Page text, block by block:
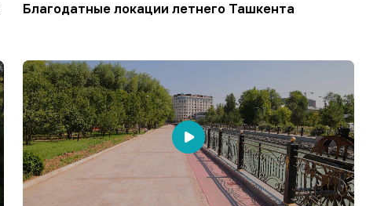
Благодатные локации летнего Ташкента